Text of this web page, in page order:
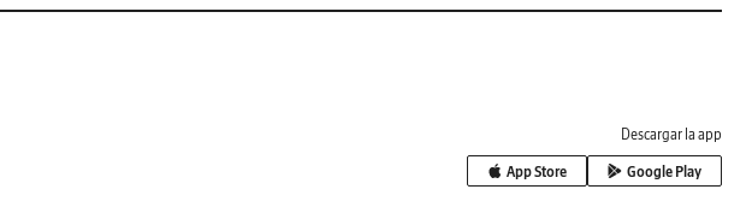
Descargar la app
App Store Google Play